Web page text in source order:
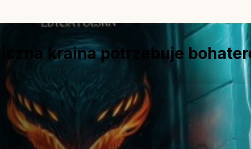
kraina potrzebuje